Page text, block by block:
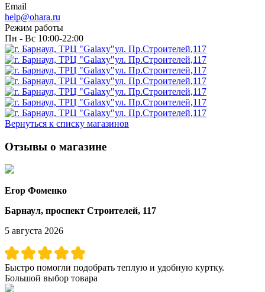
Email
help@ohara.ru
Режим работы
Пн - Вс 10:00-22:00
Вернуться к списку магазинов
Отзывы о магазине
Егор Фоменко
Барнаул, проспект Строителей, 117
5 августа 2026
Быстро помогли подобрать теплую и удобную куртку.
Большой выбор товара